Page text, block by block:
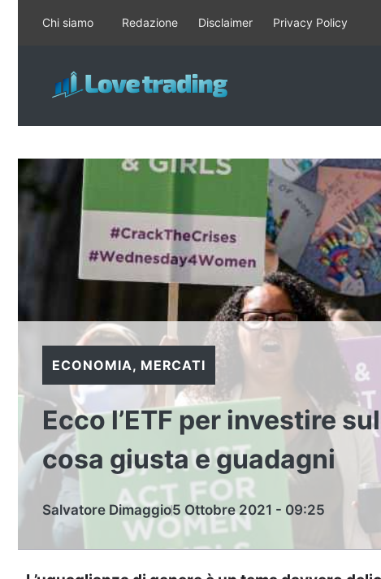
contenuto
Chi siamo Redazione Disclaimer Privacy Policy
ECONOMIA, MERCATI
Ecco l’ETF per investire
cosa giusta e guadagni
Salvatore Dimaggio5 Ottobre 2021 - 09:25